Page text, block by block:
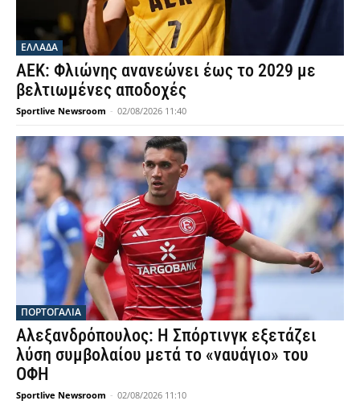
ΕΛΛΑΔΑ
ΑΕΚ: Φλιώνης ανανεώνει έως το 2029 με
βελτιωμένες αποδοχές
Sportlive Newsroom - 02/08/2026 11:40
ΠΟΡΤΟΓΑΛΙΑ
Αλεξανδρόπουλος: Η Σπόρτινγκ εξετάζει
λύση συμβολαίου μετά το «ναυάγιο» του
ΟΦΗ
Sportlive Newsroom - 02/08/2026 11:10